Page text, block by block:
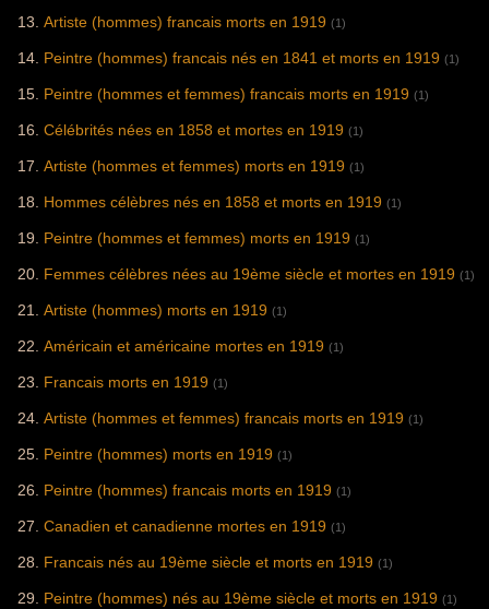
Artiste (hommes) francais morts en 1919 (1)
Peintre (hommes) francais nés en 1841 et morts en 1919 (1)
Peintre (hommes et femmes) francais morts en 1919 (1)
Célébrités nées en 1858 et mortes en 1919 (1)
Artiste (hommes et femmes) morts en 1919 (1)
Hommes célèbres nés en 1858 et morts en 1919 (1)
Peintre (hommes et femmes) morts en 1919 (1)
Femmes célèbres nées au 19ème siècle et mortes en 1919 (1)
Artiste (hommes) morts en 1919 (1)
Américain et américaine mortes en 1919 (1)
Francais morts en 1919 (1)
Artiste (hommes et femmes) francais morts en 1919 (1)
Peintre (hommes) morts en 1919 (1)
Peintre (hommes) francais morts en 1919 (1)
Canadien et canadienne mortes en 1919 (1)
Francais nés au 19ème siècle et morts en 1919 (1)
Peintre (hommes) nés au 19ème siècle et morts en 1919 (1)